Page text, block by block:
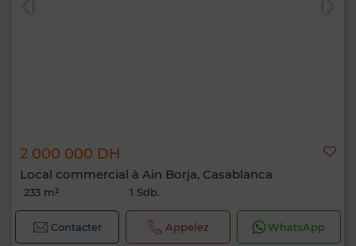
2 000 000 DH
Local commercial à Ain Borja, Casablanca
233 m² 1 Sdb.
Contacter Appelez WhatsApp